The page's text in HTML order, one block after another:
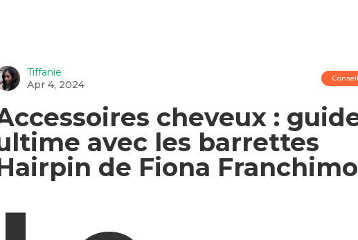
Tiffanie
Apr 4, 2024
cheveux :
avec les barrettes
de Fiona